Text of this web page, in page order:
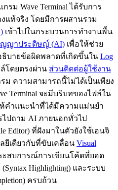
ม Wave Terminal ได้รับการ
แท้จริง โดยมีการผสานรวม
เข้าไปในกระบวนการทำงานพื้น
ญาประดิษญ์ (AI) เพื่อให้ช่วย
ธิบายข้อผิดพลาดที่เกิดขึ้นใน Log
โดยตรงผ่าน ส่วนติดต่อผู้ใช้งาน
ม ความสามารถนี้ไม่ได้เป็นเพียง
Terminal จะมีบริบทของไฟล์ใน
คำแนะนำที่ได้มีความแม่นยำ
ไปถาม AI ภายนอกทั่วไป
Editor) ที่ฝังมาในตัวยังใช้เอนจิ
ยีเดียวกับที่ขับเคลื่อน Visual
ะสบการณ์การเขียนโค้ดที่ยอด
Highlighting) และระบบ
ครบถ้วน